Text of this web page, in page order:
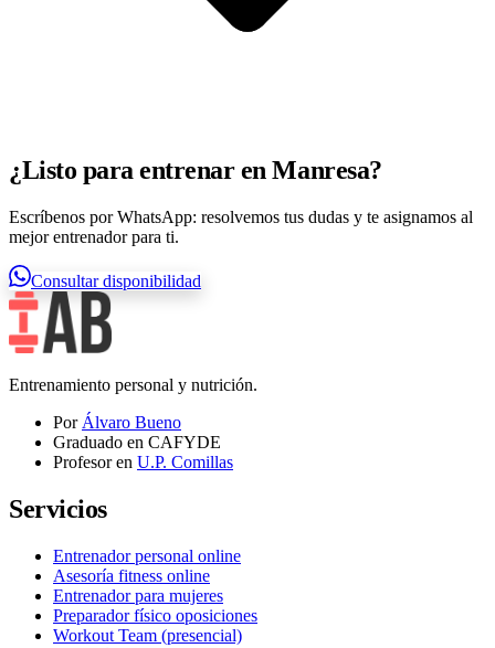
¿Listo para entrenar en Manresa?
Escríbenos por WhatsApp: resolvemos tus dudas y te asignamos al
mejor entrenador para ti.
Consultar disponibilidad
Entrenamiento personal y nutrición.
Por Álvaro Bueno
Graduado en CAFYDE
Profesor en U.P. Comillas
Servicios
Entrenador personal online
Asesoría fitness online
Entrenador para mujeres
Preparador físico oposiciones
Workout Team (presencial)